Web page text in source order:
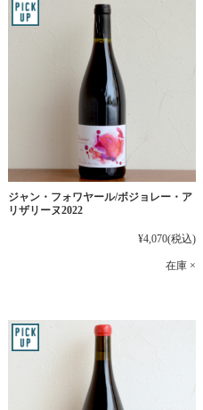
ジャン・フォワヤール/ボジョレー・ア
リザリーヌ2022
¥4,070(税込)
在庫 ×